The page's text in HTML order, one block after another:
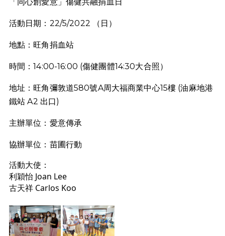
活動日期：22/5/2022 （日）
地點：旺角捐血站
時間：14:00-16:00 (傷健團體14:30大合照）
地址：旺角彌敦道580號A周大福商業中心15樓 (油麻地港
鐵站 A2 出口)
主辦單位：愛意傳承
協辦單位：苗圃行動
活動大使：
利穎怡 Joan Lee
古天祥 Carlos Koo